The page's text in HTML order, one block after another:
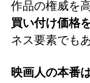
作品の権威を
買い付け価格
ネス要素でも
映画人の本番